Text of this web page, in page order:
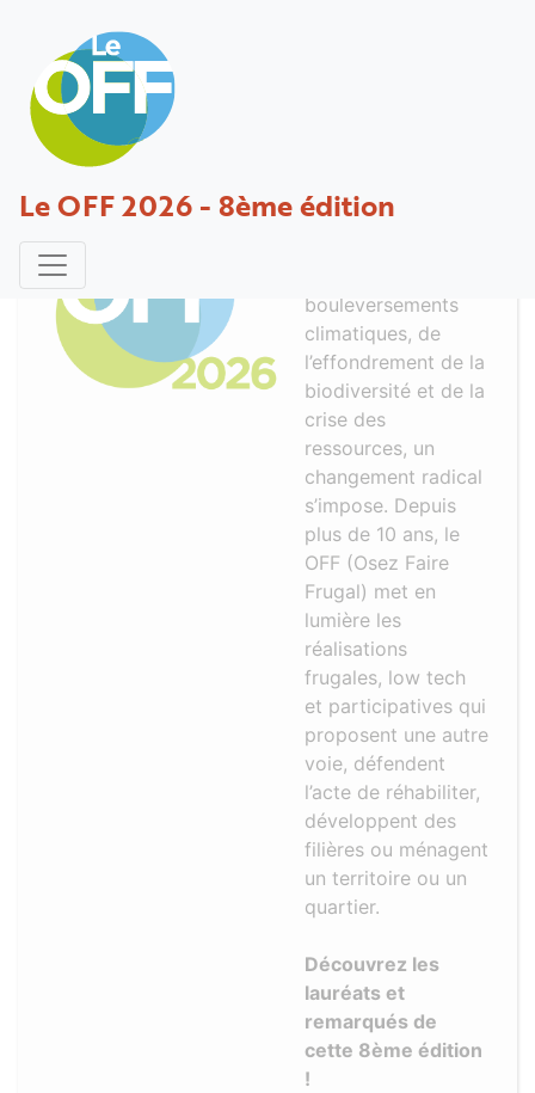
Le OFF 2026 - 8ème édition
A la une
bouleversements
climatiques, de
l’effondrement de la
biodiversité et de la
crise des
ressources, un
changement radical
s’impose. Depuis
plus de 10 ans, le
OFF (Osez Faire
Frugal) met en
lumière les
réalisations
frugales, low tech
et participatives qui
proposent une autre
voie, défendent
l’acte de réhabiliter,
développent des
filières ou ménagent
un territoire ou un
quartier.
Découvrez les
lauréats et
remarqués de
cette 8ème édition
!